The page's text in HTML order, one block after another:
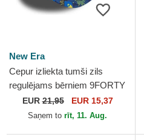
New Era
Cepur izliekta tumši zils
regulējams bērniem 9FORTY
All Over Print no Superman
DC Comics no New Era
EUR21,95 EUR 15,37
Saņem to rīt, 11. Aug.